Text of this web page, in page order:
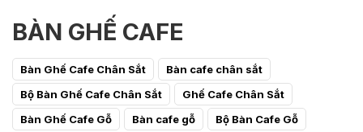
BÀN GHẾ CAFE
Bàn Ghế Cafe Chân Sắt
Bàn cafe chân sắt
Bộ Bàn Ghế Cafe Chân Sắt
Ghế Cafe Chân Sắt
Bàn Ghế Cafe Gỗ
Bàn cafe gỗ
Bộ Bàn Cafe Gỗ